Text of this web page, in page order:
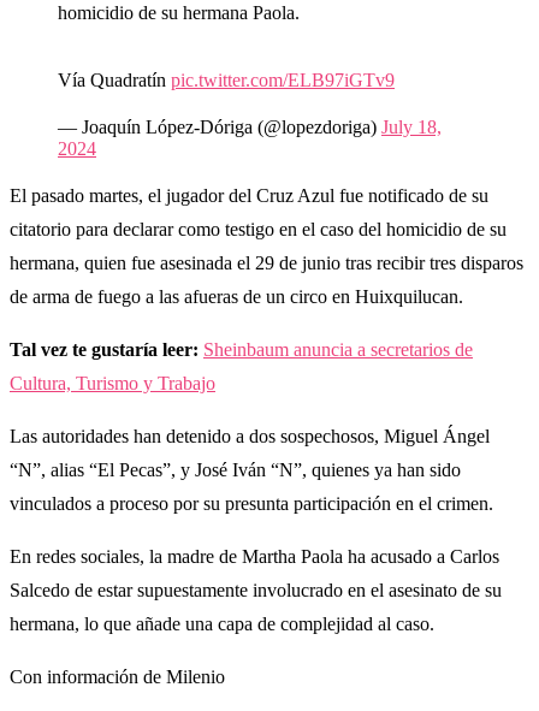
homicidio de su hermana Paola.
Vía Quadratín pic.twitter.com/ELB97iGTv9
— Joaquín López-Dóriga (@lopezdoriga) July 18,
2024
El pasado martes, el jugador del Cruz Azul fue notificado de su
citatorio para declarar como testigo en el caso del homicidio de su
hermana, quien fue asesinada el 29 de junio tras recibir tres disparos
de arma de fuego a las afueras de un circo en Huixquilucan.
Tal vez te gustaría leer: Sheinbaum anuncia a secretarios de
Cultura, Turismo y Trabajo
Las autoridades han detenido a dos sospechosos, Miguel Ángel
“N”, alias “El Pecas”, y José Iván “N”, quienes ya han sido
vinculados a proceso por su presunta participación en el crimen.
En redes sociales, la madre de Martha Paola ha acusado a Carlos
Salcedo de estar supuestamente involucrado en el asesinato de su
hermana, lo que añade una capa de complejidad al caso.
Con información de Milenio